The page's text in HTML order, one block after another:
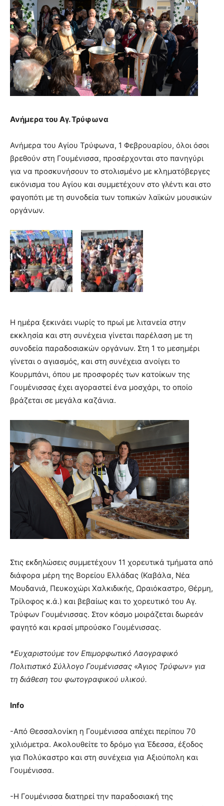
Ανήμερα του Αγ. Τρύφωνα
Ανήμερα του Αγίου Τρύφωνα, 1 Φεβρουαρίου, όλοι όσοι
βρεθούν στη Γουμένισσα, προσέρχονται στο πανηγύρι
για να προσκυνήσουν το στολισμένο με κληματόβεργες
εικόνισμα του Αγίου και συμμετέχουν στο γλέντι και στο
φαγοπότι με τη συνοδεία των τοπικών λαϊκών μουσικών
οργάνων.
Η ημέρα ξεκινάει νωρίς το πρωί με λιτανεία στην
εκκλησία και στη συνέχεια γίνεται παρέλαση με τη
συνοδεία παραδοσιακών οργάνων. Στη 1 το μεσημέρι
γίνεται ο αγιασμός, και στη συνέχεια ανοίγει το
Κουρμπάνι, όπου με προσφορές των κατοίκων της
Γουμένισσας έχει αγοραστεί ένα μοσχάρι, το οποίο
βράζεται σε μεγάλα καζάνια.
Στις εκδηλώσεις συμμετέχουν 11 χορευτικά τμήματα από
διάφορα μέρη της Βορείου Ελλάδας (Καβάλα, Νέα
Μουδανιά, Πευκοχώρι Χαλκιδικής, Ωραιόκαστρο, Θέρμη,
Τρίλοφος κ.ά.) και βεβαίως και το χορευτικό του Αγ.
Τρύφων Γουμένισσας. Στον κόσμο μοιράζεται δωρεάν
φαγητό και κρασί μπρούσκο Γουμένισσας.
*Ευχαριστούμε τον Επιμορφωτικό Λαογραφικό
Πολιτιστικό Σύλλογο Γουμένισσας «Άγιος Τρύφων» για
τη διάθεση του φωτογραφικού υλικού.
Info
-Από Θεσσαλονίκη η Γουμένισσα απέχει περίπου 70
χιλιόμετρα. Ακολουθείτε το δρόμο για Έδεσσα, έξοδος
για Πολύκαστρο και στη συνέχεια για Αξιούπολη και
Γουμένισσα.
-Η Γουμένισσα διατηρεί την παραδοσιακή της